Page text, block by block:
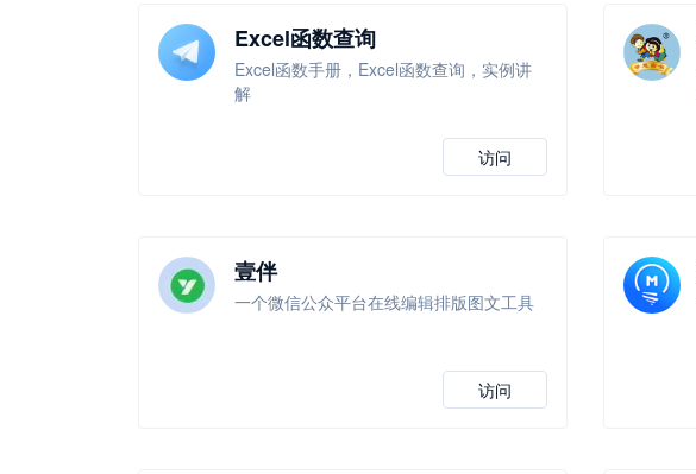
Excel函数查询
Excel函数手册，Excel函数查询，实例讲
解
访问
壹伴
一个微信公众平台在线编辑排版图文工具
访问